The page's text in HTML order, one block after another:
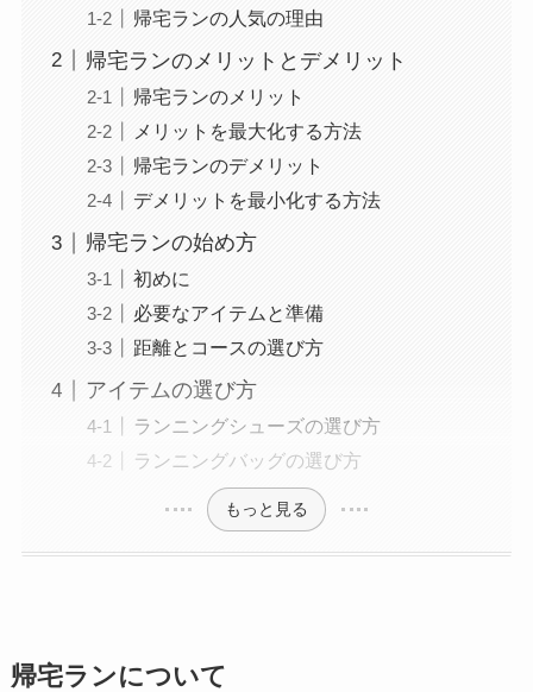
帰宅ランの人気の理由
帰宅ランのメリットとデメリット
帰宅ランのメリット
メリットを最大化する方法
帰宅ランのデメリット
デメリットを最小化する方法
帰宅ランの始め方
初めに
必要なアイテムと準備
距離とコースの選び方
アイテムの選び方
ランニングシューズの選び方
ランニングバッグの選び方
もっと見る
帰宅ランについて